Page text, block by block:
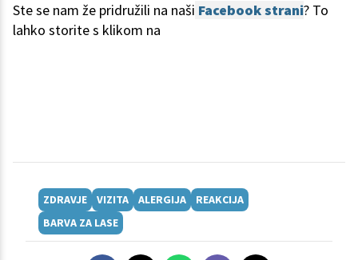
Ste se nam že pridružili na naši Facebook strani? To
lahko storite s klikom na
ZDRAVJE VIZITA ALERGIJA
REAKCIJA
BARVA ZA LASE